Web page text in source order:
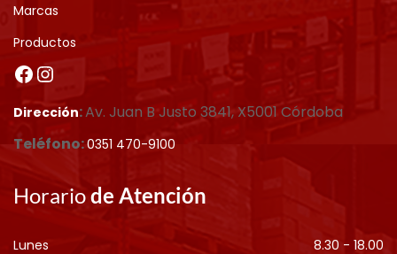
Marcas
Productos
Dirección:Av. Juan B Justo 3841, X5001 Córdoba
Teléfono:0351 470-9100
Horariode Atención
Lunes 8.30 - 18.00